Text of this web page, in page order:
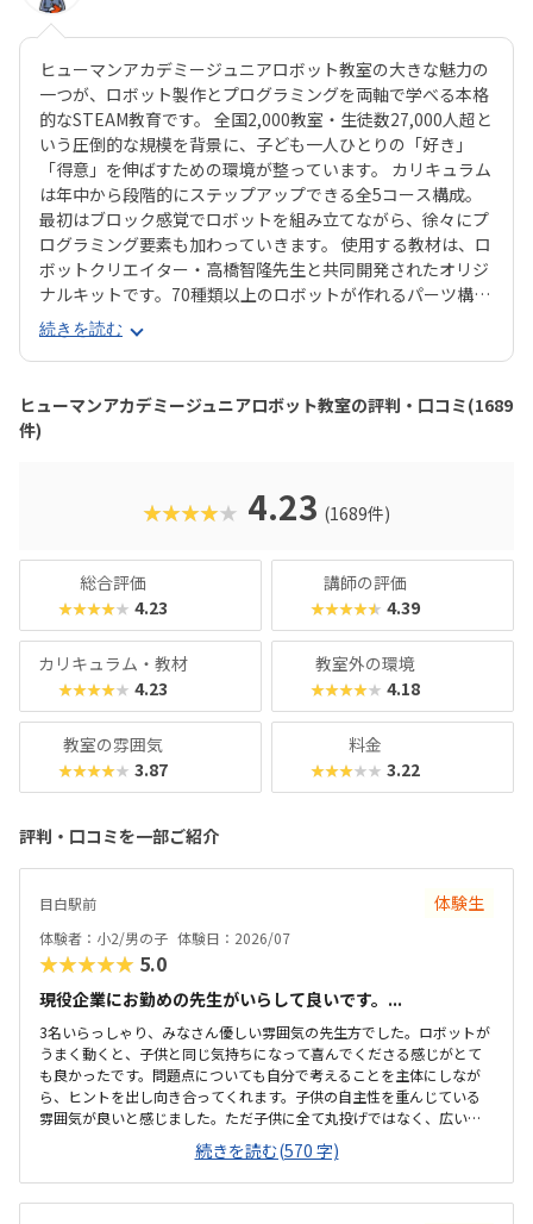
ヒューマンアカデミージュニアロボット教室の大きな魅力の
一つが、ロボット製作とプログラミングを両軸で学べる本格
的なSTEAM教育です。 全国2,000教室・生徒数27,000人超と
いう圧倒的な規模を背景に、子ども一人ひとりの「好き」
「得意」を伸ばすための環境が整っています。 カリキュラム
は年中から段階的にステップアップできる全5コース構成。
最初はブロック感覚でロボットを組み立てながら、徐々にプ
ログラミング要素も加わっていきます。 使用する教材は、ロ
ボットクリエイター・高橋智隆先生と共同開発されたオリジ
ナルキットです。70種類以上のロボットが作れるパーツ構成
で、飽きずに続けやすい点も特徴です。 月2回の90分授業で
は、ロボットを完成させる「基本製作」と、オリジナル改造
に挑戦する「応用実践」を繰り返す設計。子どもたちは毎
回、新しい達成感と成長を実感できる仕組みになっていま
す。 自ら考え、試行錯誤しながらロボットを動かす経験は、
創造力や論理的思考力を育むだけでなく、学ぶ楽しさそのも
続きを読む
ヒューマンアカデミージュニアロボット教室の評判・口コミ(1689
件)
★★★★★ 4.23 (1689件)
総合評価
★★★★★ 4.23
講師の評価
★★★★★ 4.39
カリキュラム・教材
★★★★★ 4.23
教室外の環境
★★★★★ 4.18
教室の雰囲気
★★★★★ 3.87
料金
★★★★★ 3.22
評判・口コミを一部ご紹介
目白駅前 体験生
体験者：小2/男の子 体験日：2026/07
★★★★★ 5.0
現役企業にお勤めの先生がいらして良いです。...
3名いらっしゃり、みなさん優しい雰囲気の先生方でした。ロボットが
うまく動くと、子供と同じ気持ちになって喜んでくださる感じがとて
も良かったです。問題点についても自分で考えることを主体にしなが
ら、ヒントを出し向き合ってくれます。子供の自主性を重んじている
雰囲気が良いと感じました。ただ子供に全て丸投げではなく、広い机
の上に「教科書とキットをどこに置いたらやりやすいかな？」と声を
かけてくださり、そこから自分で考えていました。ロボット作りもヒ
ントをいただきながら、自分で教科書を読んで作り上げていました。
駅近くですが、静かな環境です。急な坂道があるので、暑い夏など、重
続きを読む(570 字)